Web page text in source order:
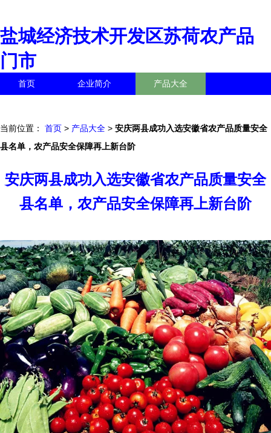
盐城经济技术开发区苏荷农产品
门市
首页 企业简介 产品大全
当前位置： 首页 > 产品大全 > 安庆两县成功入选安徽省农产品质量安全
县名单，农产品安全保障再上新台阶
安庆两县成功入选安徽省农产品质量安全
县名单，农产品安全保障再上新台阶